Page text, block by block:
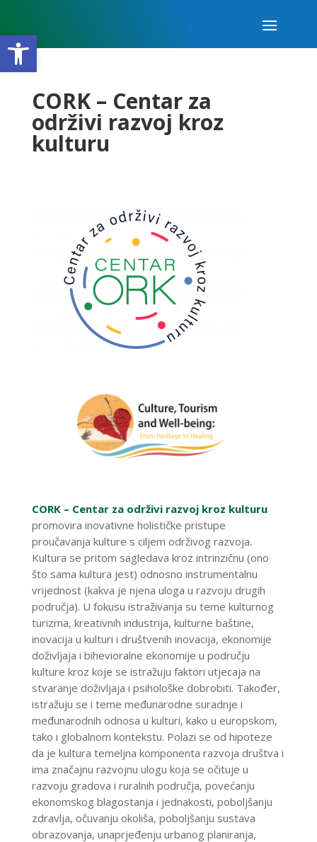
Open toolbar
CORK – Centar za
održivi razvoj kroz
kulturu
CORK – Centar za održivi razvoj kroz kulturu
promovira inovativne holističke pristupe
proučavanja kulture s ciljem održivog razvoja.
Kultura se pritom sagledava kroz intrinzičnu (ono
što sama kultura jest) odnosno instrumentalnu
vrijednost (kakva je njena uloga u razvoju drugih
područja). U fokusu istraživanja su teme kulturnog
turizma, kreativnih industrija, kulturne baštine,
inovacija u kulturi i društvenih inovacija, ekonomije
doživljaja i bihevioralne ekonomije u području
kulture kroz koje se istražuju faktori utjecaja na
stvaranje doživljaja i psihološke dobrobiti. Također,
istražuju se i teme međunarodne suradnje i
međunarodnih odnosa u kulturi, kako u europskom,
tako i globalnom kontekstu. Polazi se od hipoteze
da je kultura temeljna komponenta razvoja društva i
ima značajnu razvojnu ulogu koja se očituje u
razvoju gradova i ruralnih područja, povećanju
ekonomskog blagostanja i jednakosti, poboljšanju
zdravlja, očuvanju okoliša, poboljšanju sustava
obrazovanja, unaprjeđenju urbanog planiranja,